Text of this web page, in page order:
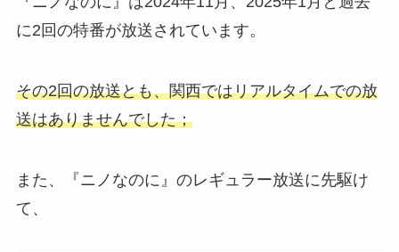
に2回の特番が放送されています。
その2回の放送とも、関西ではリアルタイムでの放
送はありませんでした；
また、『ニノなのに』のレギュラー放送に先駆け
て、